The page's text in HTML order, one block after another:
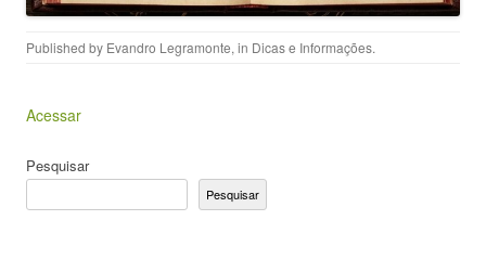
Published by Evandro Legramonte, in Dicas e Informações.
Acessar
Pesquisar
Pesquisar